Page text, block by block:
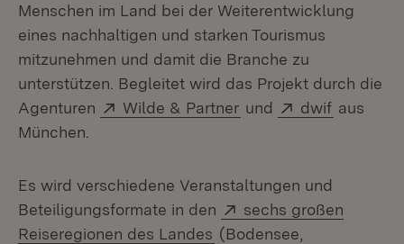
Menschen im Land bei der Weiterentwicklung
eines nachhaltigen und starken Tourismus
mitzunehmen und damit die Branche zu
unterstützen. Begleitet wird das Projekt durch die
Agenturen
Extern:
Wilde & Partner (Öffnet in neuem
und Extern:
dwif (Öffnet
aus
München.
Es wird verschiedene Veranstaltungen und
Beteiligungsformate in den
Extern:
sechs großen
Reiseregionen des Landes (Öffnet in neuem Fenster)
(Bodensee,